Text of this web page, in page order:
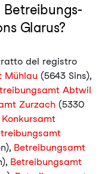
Glarus?
del registro
Mühlau (5643 Sins),
Abtwil
Zurzach (5330
Betreibungsamt
Betreibungsamt